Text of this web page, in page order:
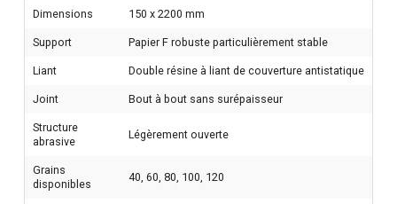
Dimensions 150 x 2200 mm
Support Papier F robuste particulièrement stable
Liant Double résine à liant de couverture antistatique
Joint Bout à bout sans surépaisseur
Structure
abrasive
Légèrement ouverte
Grains
disponibles
40, 60, 80, 100, 120